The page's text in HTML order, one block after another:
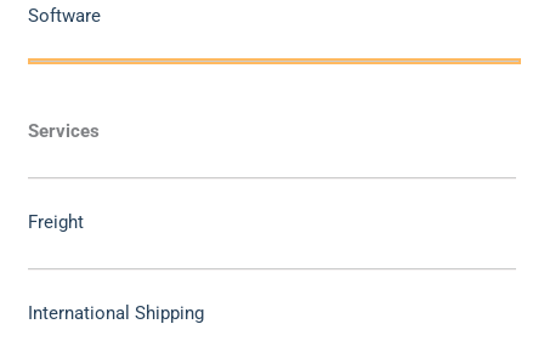
Software
Services
Freight
International Shipping